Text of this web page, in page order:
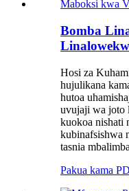
Bomba
Hosi za
hujulikana
hutoa
uvujaji wa joto
kuokoa nishati
kubinafsishwa
tasnia
Pakua kama